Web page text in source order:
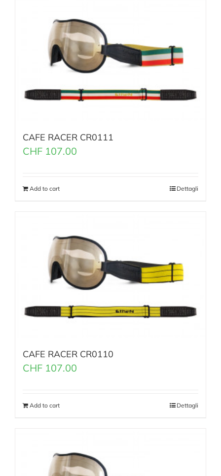
CAFE RACER CR0111
CHF 107.00
Add to cart Dettagli
CAFE RACER CR0110
CHF 107.00
Add to cart Dettagli